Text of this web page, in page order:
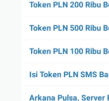
Token PLN 200 Ribu
Token PLN 500 Ribu
Token PLN 100 Ribu
Isi Token PLN SMS
Arkana Pulsa, Server